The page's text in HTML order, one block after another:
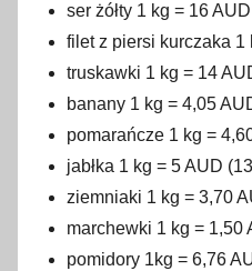
ser żółty 1 kg = 16
filet z piersi kurczaka 1
truskawki 1 kg = 14
banany 1 kg = 4,05
pomarańcze 1 kg =
jabłka 1 kg = 5 AUD
ziemniaki 1 kg = 3,70
marchewki 1 kg = 1,50
pomidory 1kg = 6,76